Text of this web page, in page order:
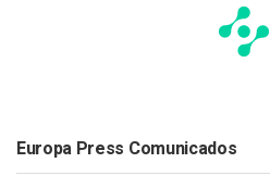
Europa Press Comunicados